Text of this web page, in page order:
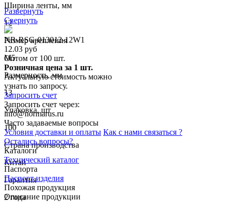
Ширина ленты, мм
12
Размер крепления
M5
Размерность, мм
13
Упаковка, шт
100
Страна производства
Китай
Гарантия
2 года
Развернуть
Свернуть
NR-RSG-013012-12W1
12.03 руб
Оптом от 100 шт.
Розничная цена за 1 шт.
Актуальную стоимость можно
узнать по запросу.
Запросить счет
Запросить счет через:
info@normarus.ru
Часто задаваемые вопросы
Условия доставки и оплаты Как с нами связаться ?
Остались вопросы?
Каталоги
Технический каталог
Паспорта
Паспорт изделия
Похожая продукция
Описание продукции